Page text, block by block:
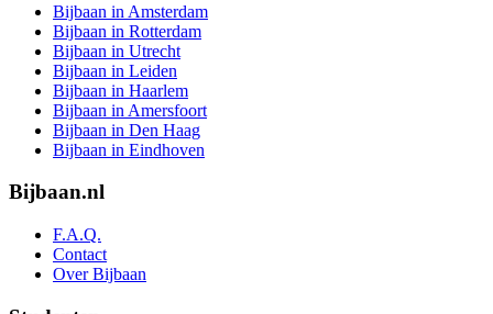
Bijbaan in Amsterdam
Bijbaan in Rotterdam
Bijbaan in Utrecht
Bijbaan in Leiden
Bijbaan in Haarlem
Bijbaan in Amersfoort
Bijbaan in Den Haag
Bijbaan in Eindhoven
Bijbaan.nl
F.A.Q.
Contact
Over Bijbaan